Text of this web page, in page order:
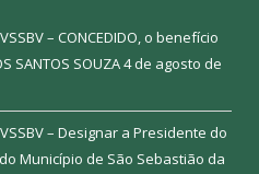
– CONCEDIDO, o benefício
SANTOS SOUZA4 de agosto de
– Designar a Presidente do
Município de São Sebastião da